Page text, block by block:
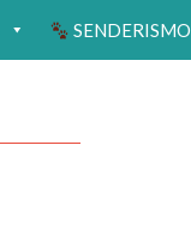
SENDERISMO